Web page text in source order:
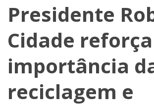
Presidente
Cidade reforça
importância
reciclagem e